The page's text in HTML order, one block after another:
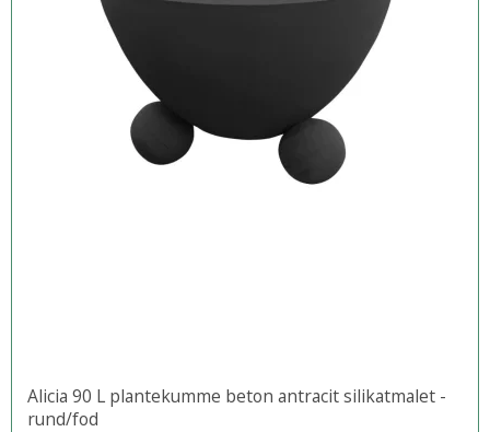
Alicia 90 L plantekumme beton antracit silikatmalet -
rund/fod